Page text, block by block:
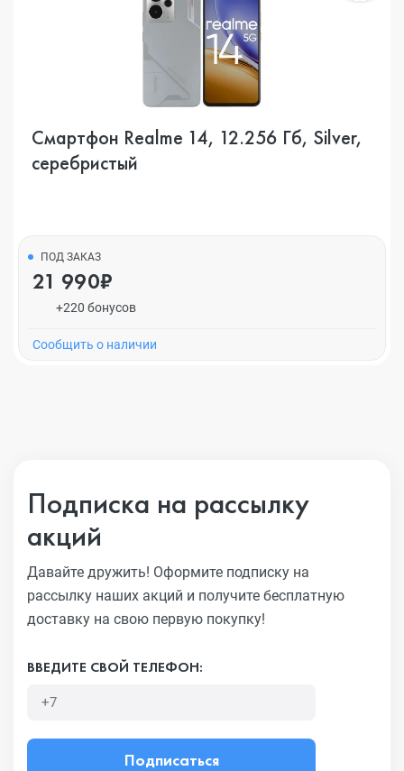
Смартфон Realme 14, 12.256 Гб, Silver,
серебристый
ПОД ЗАКАЗ
21 990₽
+220 бонусов
Cообщить о наличии
Подписка на рассылку
акций
Давайте дружить! Оформите подписку на
рассылку наших акций и получите бесплатную
доставку на свою первую покупку!
ВВЕДИТЕ СВОЙ ТЕЛЕФОН:
Подписаться